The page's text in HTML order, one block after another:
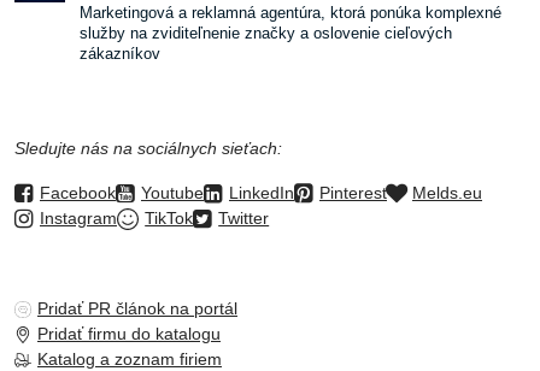
Marketingová a reklamná agentúra, ktorá ponúka komplexné
služby na zviditeľnenie značky a oslovenie cieľových
zákazníkov
Sledujte nás na sociálnych sieťach:
Facebook Youtube LinkedIn Pinterest
Melds.eu
Instagram
TikTok Twitter
Pridať PR článok na portál
Pridať firmu do katalogu
Katalog a zoznam firiem